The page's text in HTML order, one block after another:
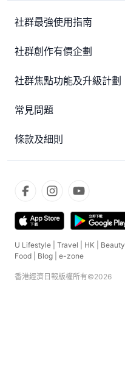
社群最強使用指南
社群創作有價企劃
社群焦點功能及升級計劃
常見問題
條款及細則
U Lifestyle Travel HK Beauty
Food
Blog e-zone
香港經濟日報版權所有©2026